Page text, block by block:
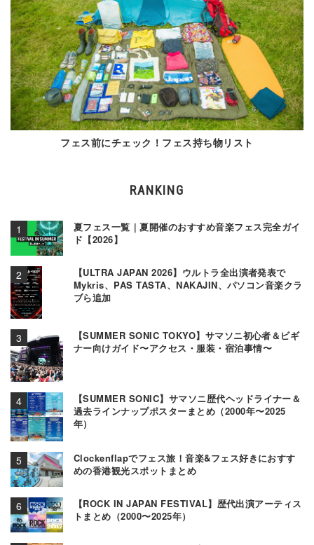
フェス前にチェック！フェス持ち物リスト
RANKING
夏フェス一覧｜夏開催のおすすめ音楽フェス完全ガイ
ド【2026】
【ULTRA JAPAN 2026】ウルトラ全出演者発表で
Mykris、PAS TASTA、NAKAJIN、パソコン音楽クラ
ブら追加
【SUMMER SONIC TOKYO】サマソニ初心者＆ビギ
ナー向けガイド〜アクセス・服装・宿泊事情〜
【SUMMER SONIC】サマソニ歴代ヘッドライナー＆
過去ラインナップポスターまとめ（2000年〜2025
年）
Clockenflapでフェス旅！音楽&フェス好きにおすす
めの香港観光スポットまとめ
【ROCK IN JAPAN FESTIVAL】歴代出演アーティス
トまとめ（2000〜2025年）